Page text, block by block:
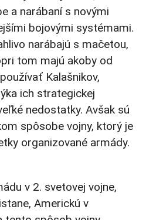
a narábaní s novými
bojovými systémami.
narábajú s mačetou,
tom majú akoby od
Kalašnikov,
ich strategickej
nedostatky. Avšak sú
spôsobe vojny, ktorý je
organizované armády.
v 2. svetovej vojne,
Americkú v